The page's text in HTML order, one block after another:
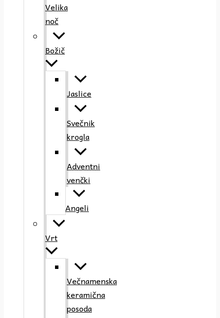
Velika
noč
Božič
Jaslice
Svečnik
krogla
Adventni
venčki
Angeli
Vrt
Večnamenska
keramična
posoda